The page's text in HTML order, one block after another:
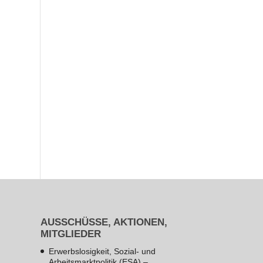
AUSSCHÜSSE, AKTIONEN,
MITGLIEDER
Erwerbslosigkeit, Sozial- und